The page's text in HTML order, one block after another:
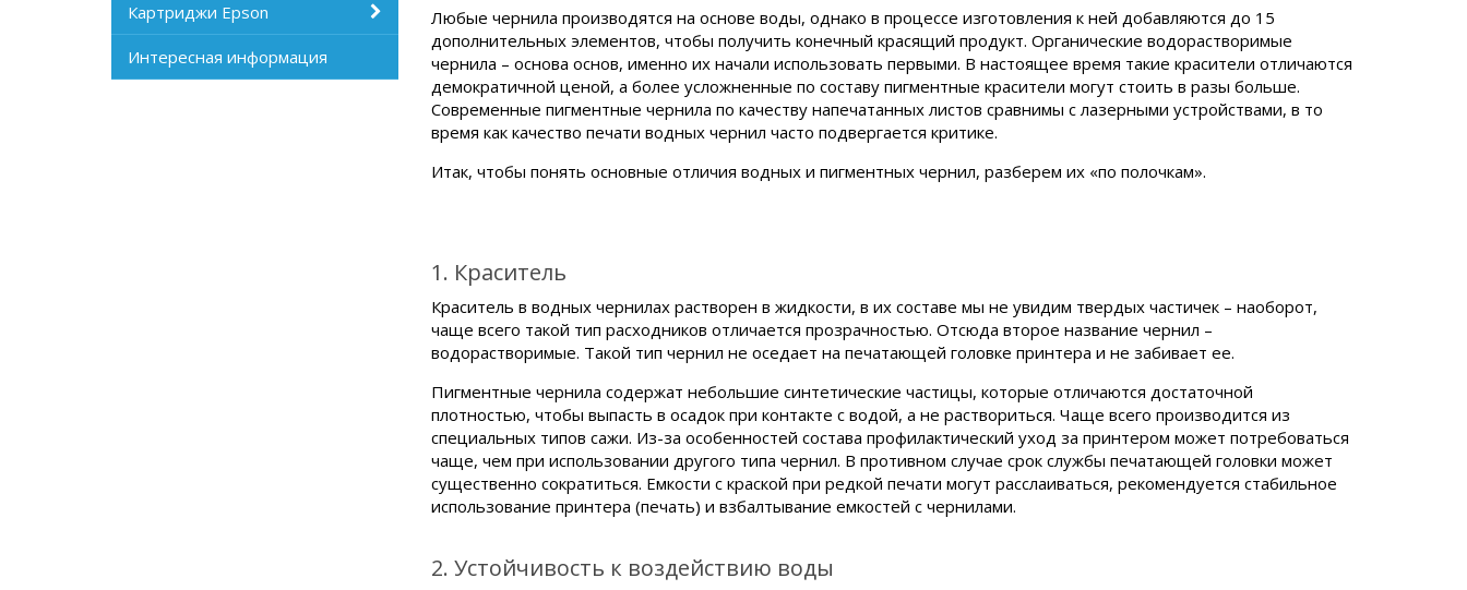
Картриджи Epson
Интересная информация
Любые чернила производятся на основе воды, однако в процессе изготовления к ней добавляются до 15
дополнительных элементов, чтобы получить конечный красящий продукт. Органические водорастворимые
чернила – основа основ, именно их начали использовать первыми. В настоящее время такие красители отличаются
демократичной ценой, а более усложненные по составу пигментные красители могут стоить в разы больше.
Современные пигментные чернила по качеству напечатанных листов сравнимы с лазерными устройствами, в то
время как качество печати водных чернил часто подвергается критике.
Итак, чтобы понять основные отличия водных и пигментных чернил, разберем их «по полочкам».
1. Краситель
Краситель в водных чернилах растворен в жидкости, в их составе мы не увидим твердых частичек – наоборот,
чаще всего такой тип расходников отличается прозрачностью. Отсюда второе название чернил –
водорастворимые. Такой тип чернил не оседает на печатающей головке принтера и не забивает ее.
Пигментные чернила содержат небольшие синтетические частицы, которые отличаются достаточной
плотностью, чтобы выпасть в осадок при контакте с водой, а не раствориться. Чаще всего производится из
специальных типов сажи. Из-за особенностей состава профилактический уход за принтером может потребоваться
чаще, чем при использовании другого типа чернил. В противном случае срок службы печатающей головки может
существенно сократиться. Емкости с краской при редкой печати могут расслаиваться, рекомендуется стабильное
использование принтера (печать) и взбалтывание емкостей с чернилами.
2. Устойчивость к воздействию воды